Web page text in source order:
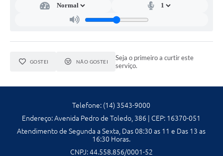
GOSTEI NÃO GOSTEI
Seja o primeiro a curtir este
serviço.
Telefone: (14) 3543-9000
Endereço: Avenida Pedro de Toledo, 386 | CEP: 16370-051
Atendimento de Segunda a Sexta, Das 08:30 as 11 e Das 13 as
16:30 Horas.
CNPJ: 44.558.856/0001-52